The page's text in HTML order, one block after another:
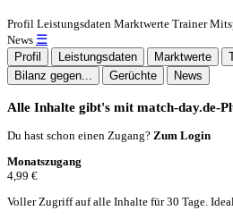
Profil Leistungsdaten Marktwerte Trainer
News ☰
Profil Leistungsdaten Marktwerte
Bilanz gegen...
Gerüchte News
Alle Inhalte gibt's mit match-day.de-
Du hast schon einen Zugang? Zum Login
Monatszugang
4,99 €
Voller Zugriff auf alle Inhalte für 30 Tage.